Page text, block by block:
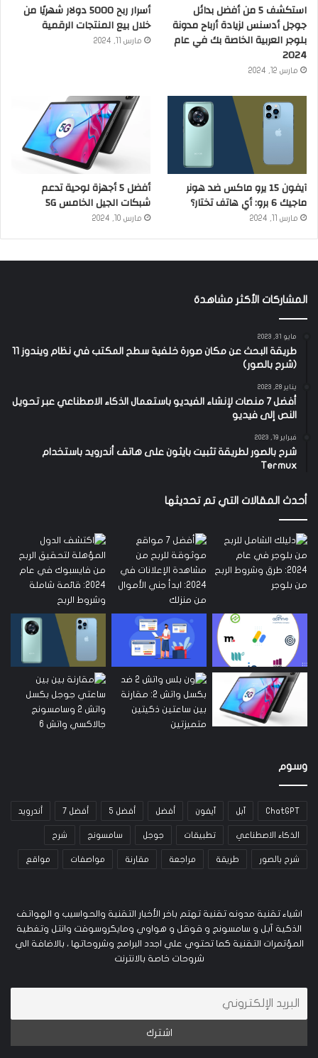
استكشف 5 من أفضل بدائل
جوجل أدسنس لزيادة أرباح مدونة
بلوجر العربية الخاصة بك في عام
2024
مارس 12, 2024
أسرار ربح 5000 دولار شهريًا من
خلال بيع المنتجات الرقمية
مارس 11, 2024
آيفون 15 يرو ماكس ضد هونر
ماجيك 6 برو: أي هاتف تختار؟
مارس 11, 2024
أفضل 5 أجهزة لوحية تدعم
شبكات الجيل الخامس 5G
مارس 10, 2024
المشاركات الأكثر مشاهدة
مايو 31, 2023
طريقة البحث عن مكان صورة خلفية سطح المكتب في نظام ويندوز 11
(شرح بالصور)
يناير 28, 2023
أفضل 7 منصات لإنشاء الفيديو باستعمال الذكاء الاصطناعي عبر تحويل
النص إلى فيديو
فبراير 19, 2023
شرح بالصور لطريقة تثبيت بايثون على هاتف أندرويد باستخدام
Termux
أحدث المقالات التي تم تحديثها
وسوم
ChatGPT آبل آيفون أفضل أفضل 5 أفضل 7 أندرويد
الذكاء الاصطناعي تطبيقات جوجل سامسونج شرح
شرح بالصور طريقة مراجعة مقارنة مواصفات مواقع
اشياء تقنية مدونه تقنية تهتم باخر الأخبار التقنية والحواسيب و الهواتف
الذكية آبل و سامسونج و قوقل و هواوي ومايكروسوفت وانتل وتغطية
المؤتمرات التقنية كما تحتوي علي اجدد البرامج وشروحاتها ، بالاضافة الي
شروحات خاصة بالانترنت